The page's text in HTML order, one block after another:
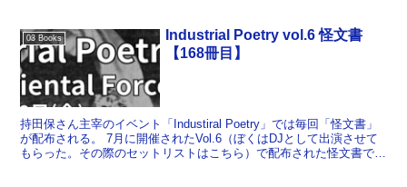
03 Books
Industrial Poetry vol.6 怪文書
【168冊目】
持田保さん主宰のイベント「Industiral Poetry」では毎回「怪文書」
が配布される。 7月に開催されたVol.6（ぼくはDJとして出演させて
もらった。その際のセットリストはこちら）で配布された怪文書で